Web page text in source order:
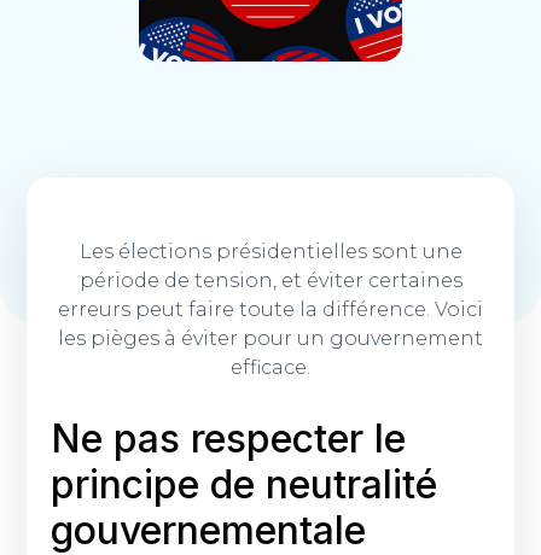
Les élections présidentielles sont une
période de tension, et éviter certaines
erreurs peut faire toute la différence. Voici
les pièges à éviter pour un gouvernement
efficace.
Ne pas respecter le
principe de neutralité
gouvernementale